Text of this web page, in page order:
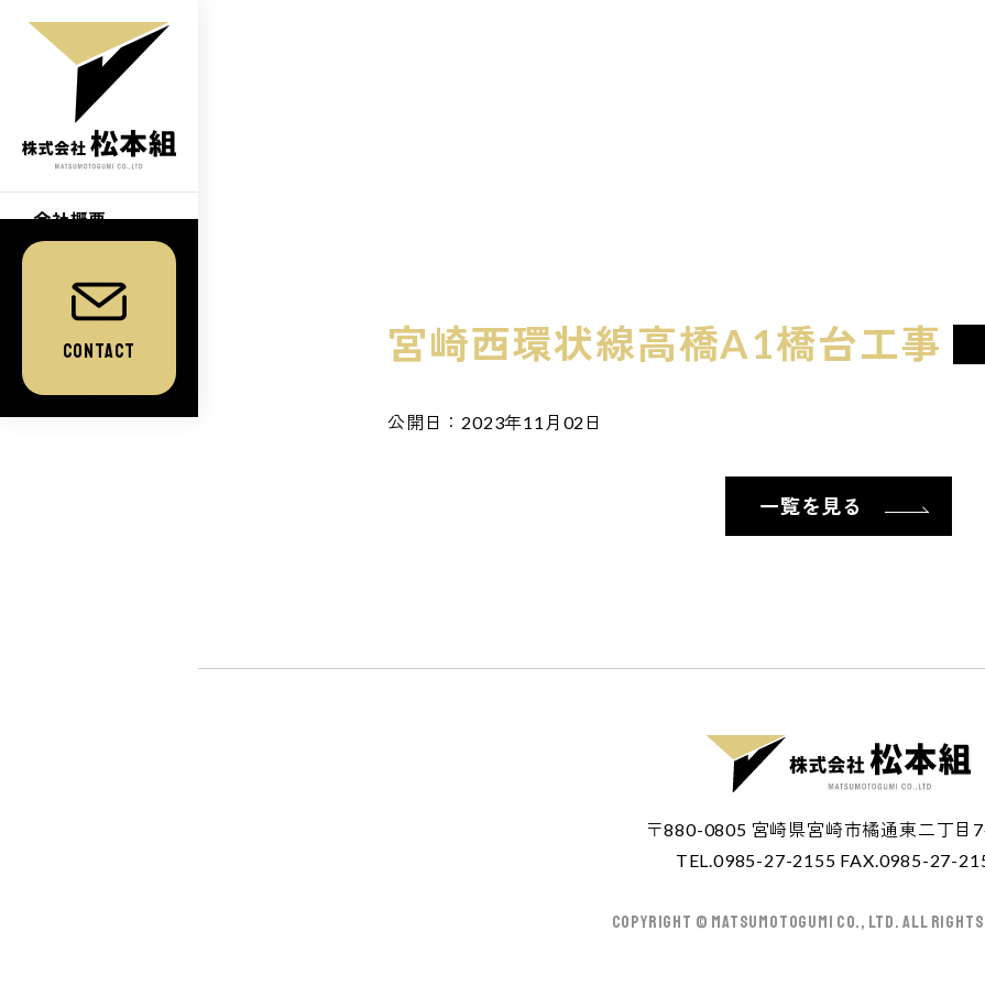
会社概要
個人情報保護方針
Contact 宮崎西環状線高橋A1橋台工事
公開日：2023年11月02日
一覧を見る
〒880-0805 宮崎県宮崎市橘通東二丁目
TEL.0985-27-2155 FAX.0985-27-
Copyright © MATSUMOTOGUMI Co., Ltd. All